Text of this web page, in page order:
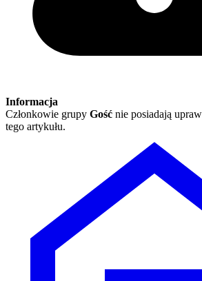
Informacja
Członkowie grupy Gość nie posiadają
tego artykułu.